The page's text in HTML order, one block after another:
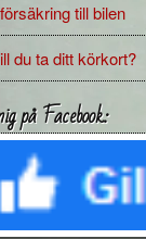
till bilen
du ta ditt körkort?
på Facebook: